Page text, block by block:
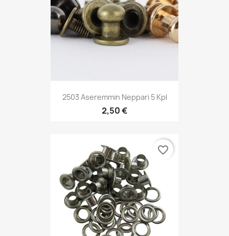
2503 Aseremmin Neppari 5 Kpl
2,50 €
favorite_border